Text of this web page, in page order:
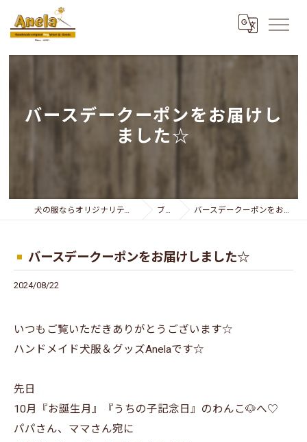
バースデークーポンをお届けし
ました☆
犬の服ならオリジナリティー溢れるAnela ブログ バースデークーポンをお届けしました☆
バースデークーポンをお届けしました☆
2024/08/22
いつもご覧いただきありがとうございます☆
ハンドメイド犬服＆グッズAnelaです☆
先日
10月『お誕生月』『うちの子記念日』のわんこ🐶へ♡
パパさん、ママさん宛に